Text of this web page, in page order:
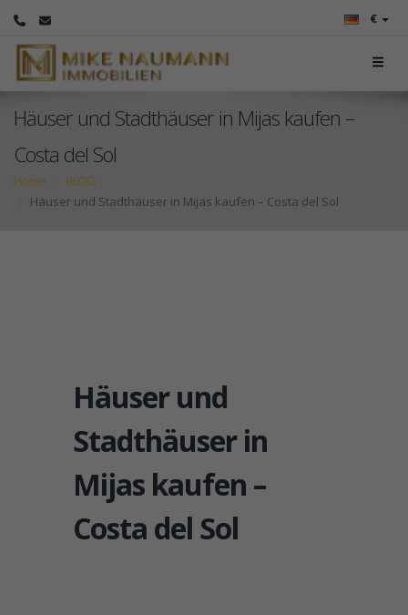
€
Häuser und Stadthäuser in Mijas kaufen –
Costa del Sol
Home
BLOG
Häuser und Stadthäuser in Mijas kaufen – Costa del Sol
Häuser und
Stadthäuser in
Mijas kaufen –
Costa del Sol